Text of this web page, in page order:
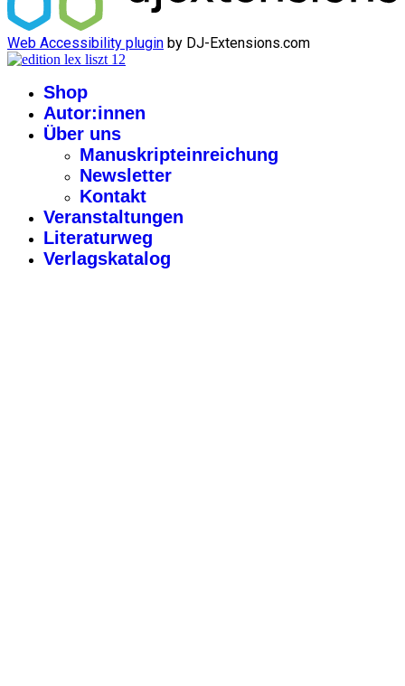
Web Accessibility plugin by DJ-Extensions.com
Shop
Autor:innen
Über uns
Manuskripteinreichung
Newsletter
Kontakt
Veranstaltungen
Literaturweg
Verlagskatalog